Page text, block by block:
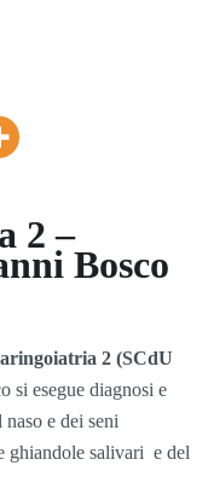
2 –
Bosco
2 (SCdU
si esegue diagnosi e
e dei seni
ghiandole salivari e del